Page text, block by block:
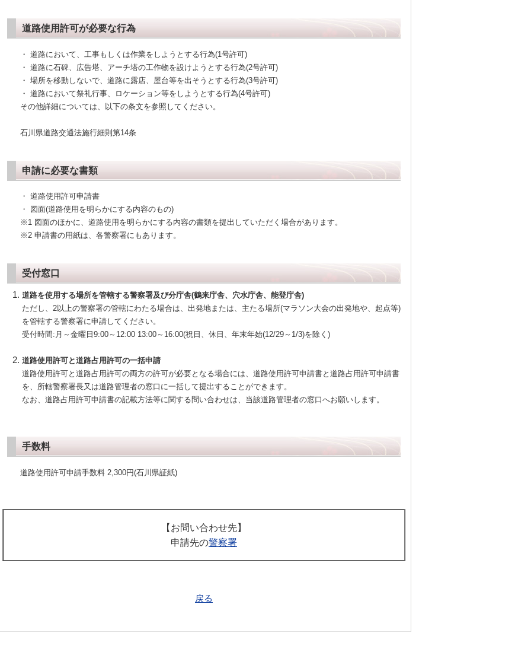
道路使用許可が必要な行為
・ 道路において、工事もしくは作業をしようとする行為(1号許可)
・ 道路に石碑、広告塔、アーチ塔の工作物を設けようとする行為(2号許可)
・ 場所を移動しないで、道路に露店、屋台等を出そうとする行為(3号許可)
・ 道路において祭礼行事、ロケーション等をしようとする行為(4号許可)
その他詳細については、以下の条文を参照してください。
石川県道路交通法施行細則第14条
申請に必要な書類
・ 道路使用許可申請書
・ 図面(道路使用を明らかにする内容のもの)
※1 図面のほかに、道路使用を明らかにする内容の書類を提出していただく場合があります。
※2 申請書の用紙は、各警察署にもあります。
受付窓口
道路を使用する場所を管轄する警察署及び分庁舎(鶴来庁舎、穴水庁舎、能登庁舎)
ただし、2以上の警察署の管轄にわたる場合は、出発地または、主たる場所(マラソン大会の出発地や、起点等)
を管轄する警察署に申請してください。
受付時間:月～金曜日9:00～12:00 13:00～16:00(祝日、休日、年末年始(12/29～1/3)を除く)
道路使用許可と道路占用許可の一括申請
道路使用許可と道路占用許可の両方の許可が必要となる場合には、道路使用許可申請書と道路占用許可申請書
を、所轄警察署長又は道路管理者の窓口に一括して提出することができます。
なお、道路占用許可申請書の記載方法等に関する問い合わせは、当該道路管理者の窓口へお願いします。
手数料
道路使用許可申請手数料 2,300円(石川県証紙)
【 お問い合わせ先】
申請先の警察署
戻る